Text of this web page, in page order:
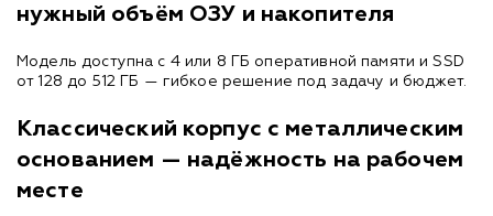
нужный объём ОЗУ и накопителя
Модель доступна с 4 или 8 ГБ оперативной памяти и SSD
от 128 до 512 ГБ — гибкое решение под задачу и бюджет.
Классический корпус с металлическим
основанием — надёжность на рабочем
месте